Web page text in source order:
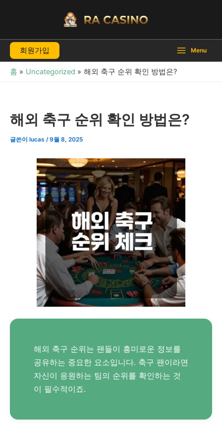
로
너
회원가입 Menu
홈 Uncategorized 해외 축구 순위 확인 방법은?
해외 축구 순위 확인 방법은?
글쓴이 lucas /9월 8, 2025
해외 축구 순위는 팬들이 흥미로운 정보를
공유하는 중요한 요소입니다. 축구 팬이라면
자신이 응원하는 팀의 순위를 확인하는 것
이 필수적이죠.